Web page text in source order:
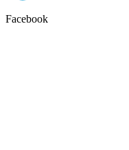
Facebook